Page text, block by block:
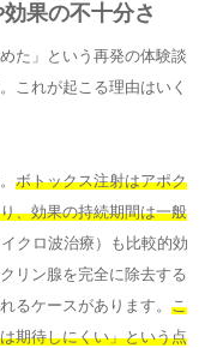
果の不十分さ
た」という再発の体験談
これが起こる理由はいく
ボトックス注射はアポク
、効果の持続期間は一般
クロ波治療）も比較的効
リン腺を完全に除去する
るケースがあります。 こ
期待しにくい」という点